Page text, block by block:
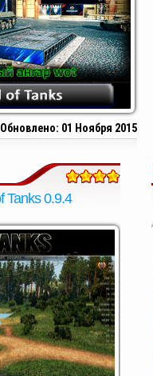
Обновлено: 01 Ноября 2015
Tanks 0.9.4